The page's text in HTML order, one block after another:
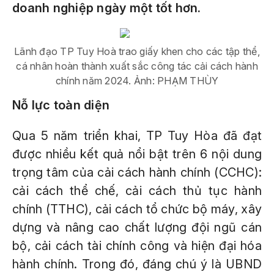
doanh nghiệp ngày một tốt hơn.
Lãnh đạo TP Tuy Hoà trao giấy khen cho các tập thể,
cá nhân hoàn thành xuất sắc công tác cải cách hành
chính năm 2024. Ảnh: PHẠM THÙY
Nỗ lực toàn diện
Qua 5 năm triển khai, TP Tuy Hòa đã đạt
được nhiều kết quả nổi bật trên 6 nội dung
trọng tâm của cải cách hành chính (CCHC):
cải cách thể chế, cải cách thủ tục hành
chính (TTHC), cải cách tổ chức bộ máy, xây
dựng và nâng cao chất lượng đội ngũ cán
bộ, cải cách tài chính công và hiện đại hóa
hành chính. Trong đó, đáng chú ý là UBND